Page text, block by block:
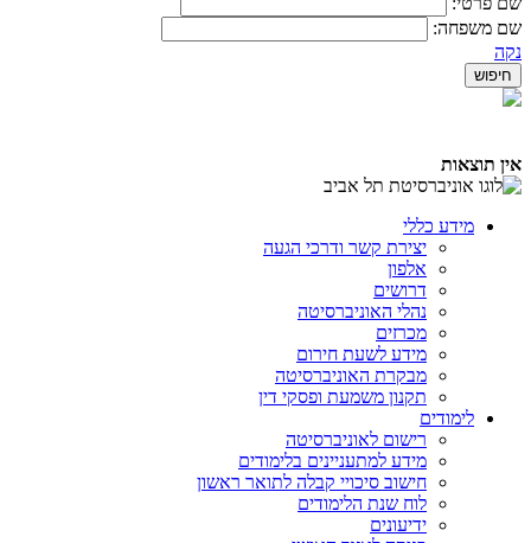
שם משפחה:
נקה
אין תוצאות
מידע כללי
יצירת קשר ודרכי הגעה
אלפון
דרושים
נהלי האוניברסיטה
מכרזים
מידע לשעת חירום
מבקרת האוניברסיטה
תקנון משמעת ופסקי דין
לימודים
רישום לאוניברסיטה
מידע למתעניינים בלימודים
חישוב סיכויי קבלה לתואר ראשון
לוח שנת הלימודים
ידיעונים